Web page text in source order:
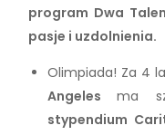
program Dwa
pasje i uzdolnienia.
Olimpiada! Za 4
Angelesma
stypendium